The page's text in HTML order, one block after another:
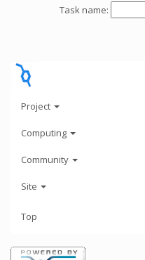
Task name:
Project
Computing
Community
Site
Top